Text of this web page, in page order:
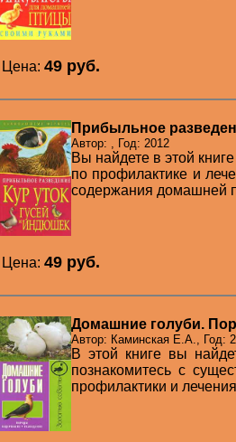
Цена: 49 pуб.
Прибыльное
Автор: , Год: 2012
Вы найдете в этой
по профилактике и
содержания домашней
Цена: 49 pуб.
Домашние голуби.
Автор: Каминская Е.А., Год:
В этой книге вы
познакомитесь с
профилактики и